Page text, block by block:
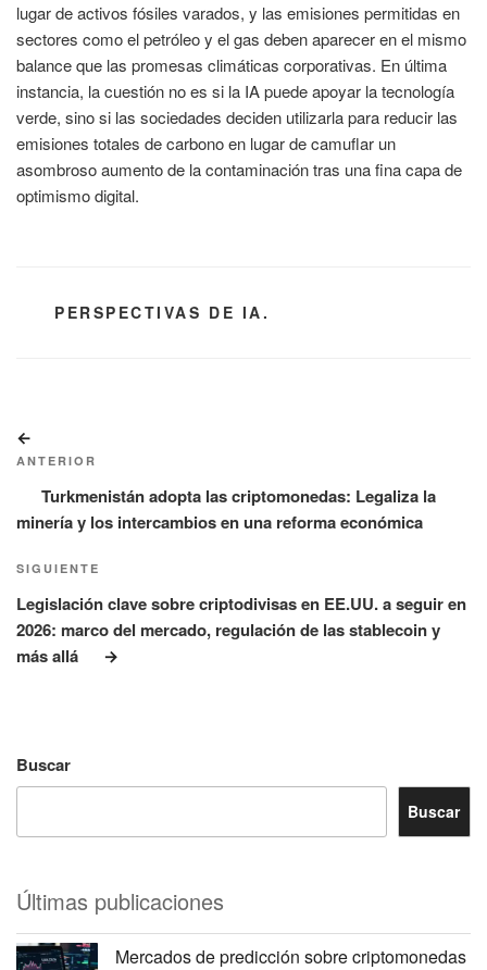
lugar de activos fósiles varados, y las emisiones permitidas en
sectores como el petróleo y el gas deben aparecer en el mismo
balance que las promesas climáticas corporativas. En última
instancia, la cuestión no es si la IA puede apoyar la tecnología
verde, sino si las sociedades deciden utilizarla para reducir las
emisiones totales de carbono en lugar de camuflar un
asombroso aumento de la contaminación tras una fina capa de
optimismo digital.
CATEGORÍAS
PERSPECTIVAS DE IA.
de
entradas
anterior:
ANTERIOR
Turkmenistán adopta las criptomonedas: Legaliza la
minería y los intercambios en una reforma económica
Siguiente
entrada
SIGUIENTE
Legislación clave sobre criptodivisas en EE.UU. a seguir en
2026: marco del mercado, regulación de las stablecoin y
más allá
Buscar
Buscar
Últimas publicaciones
Mercados de predicción sobre criptomonedas